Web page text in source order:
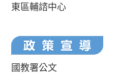
東區輔諮中心
國教署公文